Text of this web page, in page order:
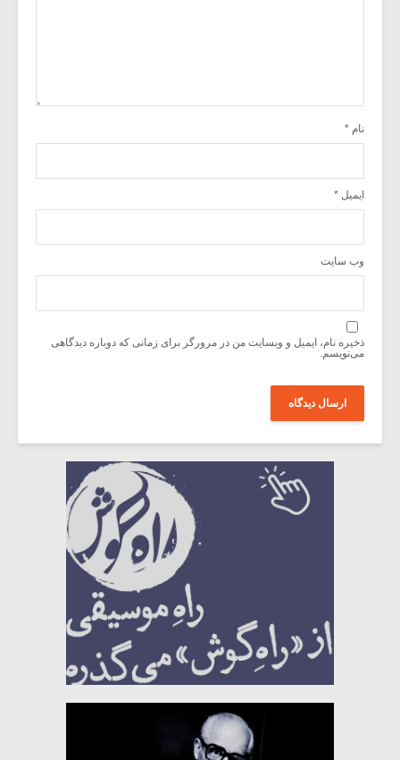
نام *
ایمیل *
وب‌ سایت
ذخیره نام، ایمیل و وبسایت من در مرورگر برای زمانی که دوباره دیدگاهی
می‌نویسم.